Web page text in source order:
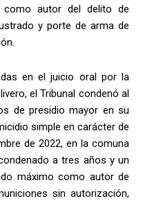
autor del delito de
y porte de arma de
en el juicio oral por la
el Tribunal condenó al
de presidio mayor en su
simple en carácter de
de 2022, en la comuna
a tres años y un
máximo como autor de
sin autorización,